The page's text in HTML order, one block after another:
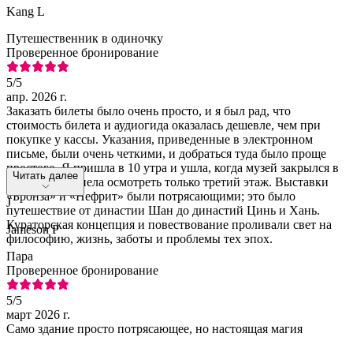
Kang L
Путешественник в одиночку
Проверенное бронирование
5/5
апр. 2026 г.
Заказать билеты было очень просто, и я был рад, что
стоимость билета и аудиогида оказалась дешевле, чем при
покупке у кассы. Указания, приведенные в электронном
письме, были очень четкими, и добраться туда было проще
простого. Я пришла в 10 утра и ушла, когда музей закрылся в
5 вечера, и успела осмотреть только третий этаж. Выставки
«Бронза» и «Нефрит» были потрясающими; это было
путешествие от династии Шан до династий Цинь и Хань.
Кураторская концепция и повествование проливали свет на
философию, жизнь, заботы и проблемы тех эпох.
Читать далее
J
Jameson P
Пара
Проверенное бронирование
5/5
март 2026 г.
Само здание просто потрясающее, но настоящая магия